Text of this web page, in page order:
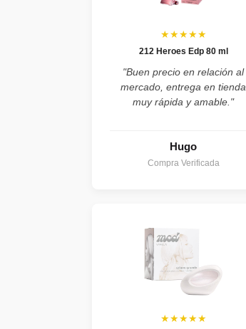
★★★★★
212 Heroes Edp 80 ml
"Buen precio en relación al
mercado, entrega en tienda
muy rápida y amable."
Hugo
Compra Verificada
★★★★★